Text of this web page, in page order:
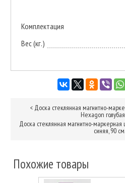
Комплектация
Вес (кг.)
< Доска стеклянная магнитно-
Hexagon
Доска стеклянная магнитно-
синяя, 90 см.
Похожие товары